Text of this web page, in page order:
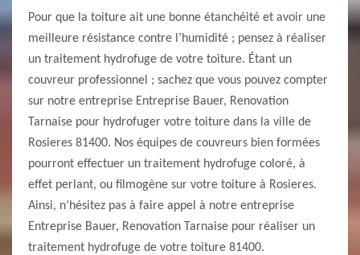
Pour que la toiture ait une bonne étanchéité et avoir une
meilleure résistance contre l’humidité ; pensez à réaliser
un traitement hydrofuge de votre toiture. Étant un
couvreur professionnel ; sachez que vous pouvez compter
sur notre entreprise Entreprise Bauer, Renovation
Tarnaise pour hydrofuger votre toiture dans la ville de
Rosieres 81400. Nos équipes de couvreurs bien formées
pourront effectuer un traitement hydrofuge coloré, à
effet perlant, ou filmogène sur votre toiture à Rosieres.
Ainsi, n’hésitez pas à faire appel à notre entreprise
Entreprise Bauer, Renovation Tarnaise pour réaliser un
traitement hydrofuge de votre toiture 81400.